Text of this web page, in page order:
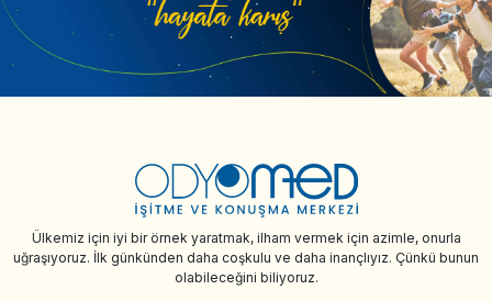
Ülkemiz için iyi bir örnek yaratmak, ilham vermek için azimle, onurla
uğraşıyoruz. İlk günkünden daha coşkulu ve daha inançlıyız. Çünkü bunun
olabileceğini biliyoruz.